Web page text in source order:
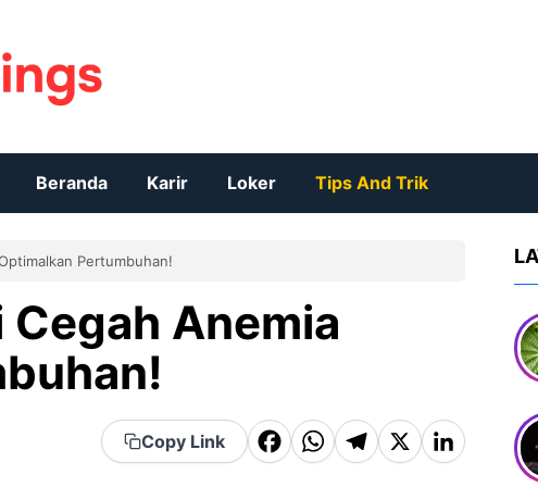
Beranda Karir Loker Tips And Trik
Pertumbuhan!
Anemia
Copy Link
F
a
W
h
T
el
X
Li
n